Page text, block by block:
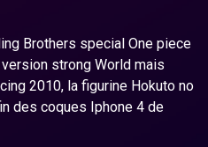
Brothers special One piece
strong World mais
2010, la figurine Hokuto no
des coques Iphone 4 de